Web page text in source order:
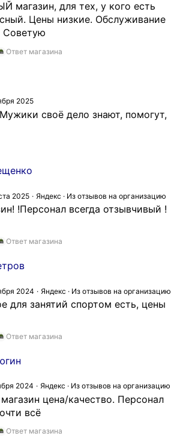
магазин, для тех, у кого есть
Цены низкие. Обслуживание
Советую
Ответ магазина
2025
своё дело знают, помогут,
2025
Яндекс · Из отзывов на организацию
!Персонал всегда отзывчивый !
Ответ магазина
2024
Яндекс · Из отзывов на организацию
для занятий спортом есть, цены
Ответ магазина
2024
Яндекс · Из отзывов на организацию
цена/качество. Персонал
всё
Ответ магазина